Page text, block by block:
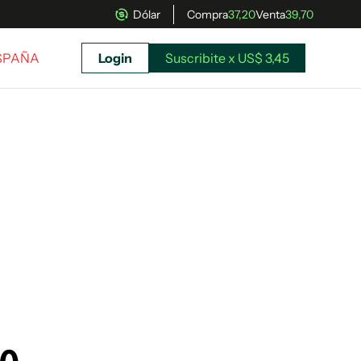
Dólar Compra37,20Venta39,70
Login Suscribite x US$ 3,45